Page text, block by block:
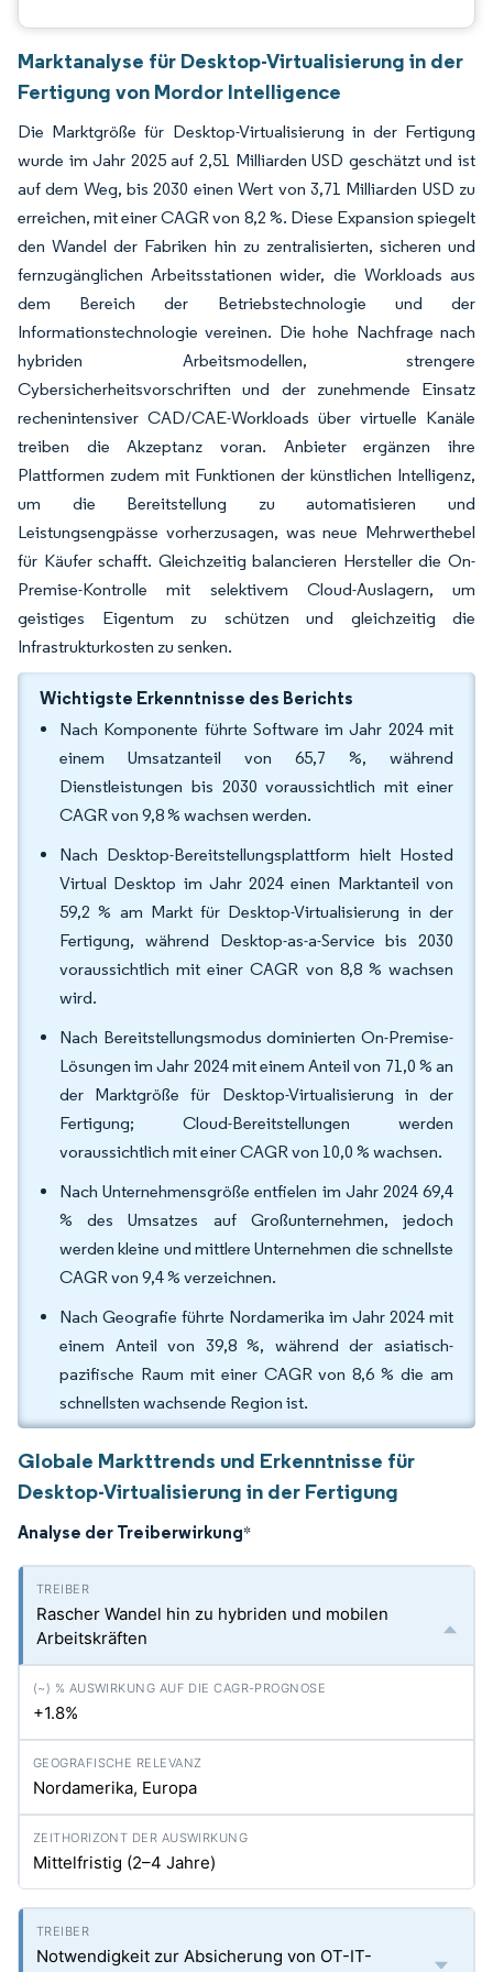
Marktanalyse für Desktop-Virtualisierung in der
Fertigung von Mordor Intelligence
Die Marktgröße für Desktop-Virtualisierung in der Fertigung
wurde im Jahr 2025 auf 2,51 Milliarden USD geschätzt und ist
auf dem Weg, bis 2030 einen Wert von 3,71 Milliarden USD zu
erreichen, mit einer CAGR von 8,2 %. Diese Expansion spiegelt
den Wandel der Fabriken hin zu zentralisierten, sicheren und
fernzugänglichen Arbeitsstationen wider, die Workloads aus
dem Bereich der Betriebstechnologie und der
Informationstechnologie vereinen. Die hohe Nachfrage nach
hybriden Arbeitsmodellen, strengere
Cybersicherheitsvorschriften und der zunehmende Einsatz
rechenintensiver CAD/CAE-Workloads über virtuelle Kanäle
treiben die Akzeptanz voran. Anbieter ergänzen ihre
Plattformen zudem mit Funktionen der künstlichen Intelligenz,
um die Bereitstellung zu automatisieren und
Leistungsengpässe vorherzusagen, was neue Mehrwerthebel
für Käufer schafft. Gleichzeitig balancieren Hersteller die On-
Premise-Kontrolle mit selektivem Cloud-Auslagern, um
geistiges Eigentum zu schützen und gleichzeitig die
Infrastrukturkosten zu senken.
Wichtigste Erkenntnisse des Berichts
Nach Komponente führte Software im Jahr 2024 mit
einem Umsatzanteil von 65,7 %, während
Dienstleistungen bis 2030 voraussichtlich mit einer
CAGR von 9,8 % wachsen werden.
Nach Desktop-Bereitstellungsplattform hielt Hosted
Virtual Desktop im Jahr 2024 einen Marktanteil von
59,2 % am Markt für Desktop-Virtualisierung in der
Fertigung, während Desktop-as-a-Service bis 2030
voraussichtlich mit einer CAGR von 8,8 % wachsen
wird.
Nach Bereitstellungsmodus dominierten On-Premise-
Lösungen im Jahr 2024 mit einem Anteil von 71,0 % an
der Marktgröße für Desktop-Virtualisierung in der
Fertigung; Cloud-Bereitstellungen werden
voraussichtlich mit einer CAGR von 10,0 % wachsen.
Nach Unternehmensgröße entfielen im Jahr 2024 69,4
% des Umsatzes auf Großunternehmen, jedoch
werden kleine und mittlere Unternehmen die schnellste
CAGR von 9,4 % verzeichnen.
Nach Geografie führte Nordamerika im Jahr 2024 mit
einem Anteil von 39,8 %, während der asiatisch-
pazifische Raum mit einer CAGR von 8,6 % die am
schnellsten wachsende Region ist.
Globale Markttrends und Erkenntnisse für
Desktop-Virtualisierung in der Fertigung
Analyse der Treiberwirkung*
Rascher Wandel hin zu hybriden und mobilen
Arbeitskräften
+1.8%
Nordamerika, Europa
Mittelfristig (2–4 Jahre)
Notwendigkeit zur Absicherung von OT-IT-